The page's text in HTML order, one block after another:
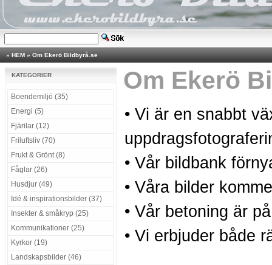
» HEM » Om Ekerö Bildbyrå.se
KATEGORIER
Boendemiljö (35)
Energi (5)
Fjärilar (12)
Friluftsliv (70)
Frukt & Grönt (8)
Fåglar (26)
Husdjur (49)
Idé & inspirationsbilder (37)
Insekter & småkryp (25)
Kommunikationer (25)
Kyrkor (19)
Landskapsbilder (46)
Om Ekerö
• Vi är en snabbt
• Vår bildbank
• Våra bilder
• Vår betoning är
• Vi erbjuder både